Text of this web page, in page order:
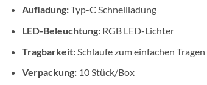
Aufladung:Typ-C Schnellladung
LED-Beleuchtung:RGB LED-Lichter
Tragbarkeit:Schlaufe zum einfachen Tragen
Verpackung:10 Stück/Box